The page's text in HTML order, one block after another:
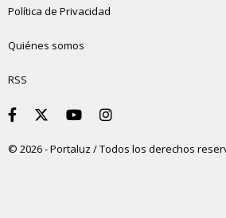
Política de Privacidad
Quiénes somos
RSS
© 2026 - Portaluz / Todos los derechos